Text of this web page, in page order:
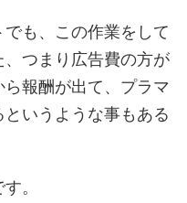
も、この作業をして
つまり広告費の方が
報酬が出て、プラマ
いうような事もある
。